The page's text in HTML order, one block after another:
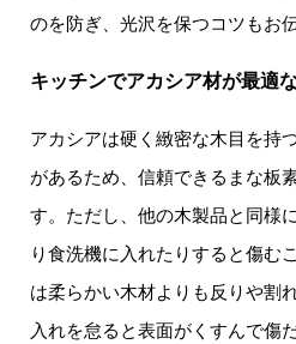
のを防ぎ、光沢を保つコツもお
キッチンでアカシア材が最適
アカシアは硬く緻密な木目を持
があるため、信頼できるまな板
す。ただし、他の木製品と同様
り食洗機に入れたりすると傷む
は柔らかい木材よりも反りや割
入れを怠ると表面がくすんで傷